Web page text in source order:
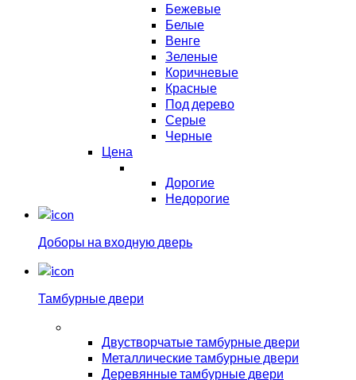
Бежевые
Белые
Венге
Зеленые
Коричневые
Красные
Под дерево
Серые
Черные
Цена
Дорогие
Недорогие
Доборы на входную дверь
Тамбурные двери
Двустворчатые тамбурные двери
Металлические тамбурные двери
Деревянные тамбурные двери